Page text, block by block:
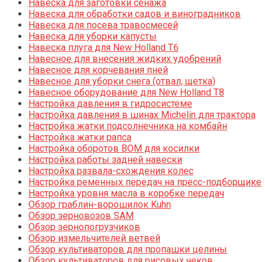
Навеска для заготовки сенажа
Навеска для обработки садов и виноградников
Навеска для посева травосмесей
Навеска для уборки капусты
Навеска плуга для New Holland T6
Навесное для внесения жидких удобрений
Навесное для корчевания пней
Навесное для уборки снега (отвал, щетка)
Навесное оборудование для New Holland T8
Настройка давления в гидросистеме
Настройка давления в шинах Michelin для трактора
Настройка жатки подсолнечника на комбайн
Настройка жатки рапса
Настройка оборотов ВОМ для косилки
Настройка работы задней навески
Настройка развала-схождения колес
Настройка ременных передач на пресс-подборщике
Настройка уровня масла в коробке передач
Обзор граблин-ворошилок Kuhn
Обзор зерновозов SAM
Обзор зернопогрузчиков
Обзор измельчителей ветвей
Обзор культиваторов для пропашки целины